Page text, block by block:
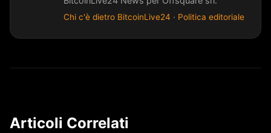
Chi c'è dietro BitcoinLive24 · Politica editoriale
Articoli Correlati